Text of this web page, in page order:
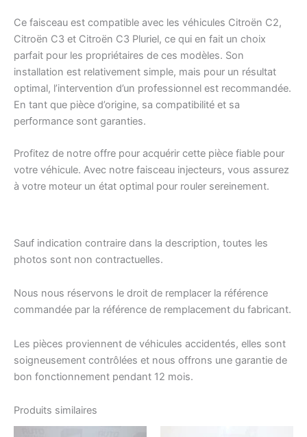
Ce faisceau est compatible avec les véhicules Citroën C2,
Citroën C3 et Citroën C3 Pluriel, ce qui en fait un choix
parfait pour les propriétaires de ces modèles. Son
installation est relativement simple, mais pour un résultat
optimal, l’intervention d’un professionnel est recommandée.
En tant que pièce d’origine, sa compatibilité et sa
performance sont garanties.
Profitez de notre offre pour acquérir cette pièce fiable pour
votre véhicule. Avec notre faisceau injecteurs, vous assurez
à votre moteur un état optimal pour rouler sereinement.
Sauf indication contraire dans la description, toutes les
photos sont non contractuelles.
Nous nous réservons le droit de remplacer la référence
commandée par la référence de remplacement du fabricant.
Les pièces proviennent de véhicules accidentés, elles sont
soigneusement contrôlées et nous offrons une garantie de
bon fonctionnement pendant 12 mois.
Produits similaires